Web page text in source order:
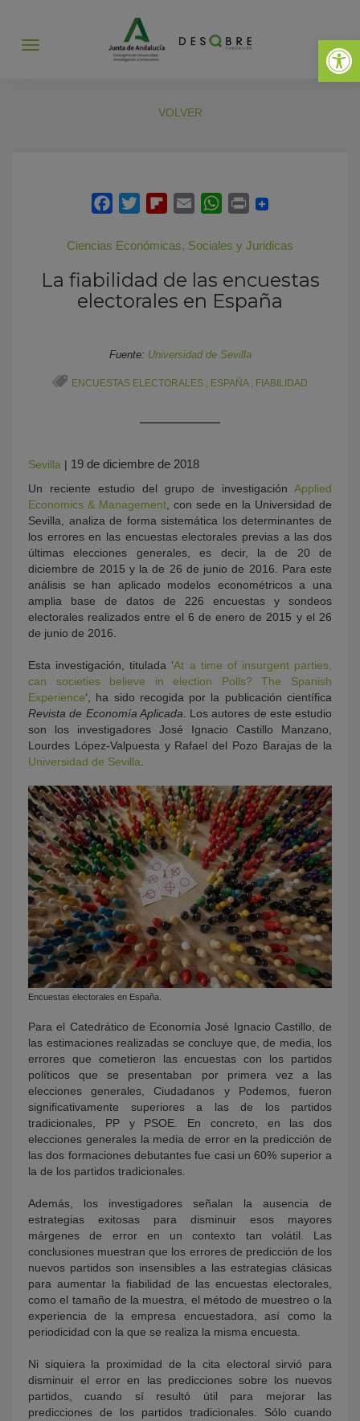
Abrir
Abrir
VOLVER
Ciencias Económicas, Sociales y Juridicas
La fiabilidad de las encuestas
electorales en España
Fuente: Universidad de Sevilla
ENCUESTAS ELECTORALES , ESPAÑA, FIABILIDAD
Sevilla | 19 de diciembre de 2018
Un reciente estudio del grupo de investigación Applied
Economics & Management , con sede en la Universidad de
Sevilla, analiza de forma sistemática los determinantes de
los errores en las encuestas electorales previas a las dos
últimas elecciones generales, es decir, la de 20 de
diciembre de 2015 y la de 26 de junio de 2016. Para este
análisis se han aplicado modelos econométricos a una
amplia base de datos de 226 encuestas y sondeos
electorales realizados entre el 6 de enero de 2015 y el 26
de junio de 2016.
Esta investigación, titulada ‘At a time of insurgent parties,
can societies believe in election Polls? The Spanish
Experience‘, ha sido recogida por la publicación científica
Revista de Economía Aplicada . Los autores de este estudio
son los investigadores José Ignacio Castillo Manzano,
Lourdes López-Valpuesta y Rafael del Pozo Barajas de la
Universidad de Sevilla
Encuestas electorales en España.
Para el Catedrático de Economía José Ignacio Castillo, de
las estimaciones realizadas se concluye que, de media, los
errores que cometieron las encuestas con los partidos
políticos que se presentaban por primera vez a las
elecciones generales, Ciudadanos y Podemos, fueron
significativamente superiores a las de los partidos
tradicionales, PP y PSOE. En concreto, en las dos
elecciones generales la media de error en la predicción de
las dos formaciones debutantes fue casi un 60% superior a
la de los partidos tradicionales.
Además, los investigadores señalan la ausencia de
estrategias exitosas para disminuir esos mayores
márgenes de error en un contexto tan volátil. Las
conclusiones muestran que los errores de predicción de los
nuevos partidos son insensibles a las estrategias clásicas
para aumentar la fiabilidad de las encuestas electorales,
como el tamaño de la muestra, el método de muestreo o la
experiencia de la empresa encuestadora, así como la
periodicidad con la que se realiza la misma encuesta.
Ni siquiera la proximidad de la cita electoral sirvió para
disminuir el error en las predicciones sobre los nuevos
partidos, cuando sí resultó útil para mejorar las
predicciones de los partidos tradicionales. Sólo cuando